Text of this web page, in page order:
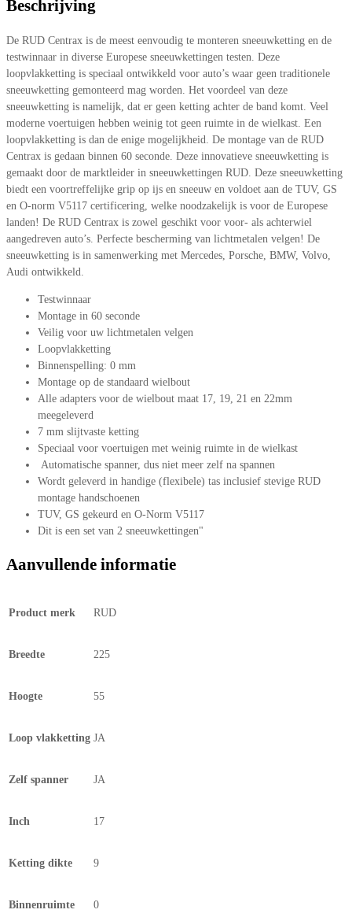
Beschrijving
De RUD Centrax is de meest eenvoudig te monteren sneeuwketting en de
testwinnaar in diverse Europese sneeuwkettingen testen. Deze
loopvlakketting is speciaal ontwikkeld voor auto’s waar geen traditionele
sneeuwketting gemonteerd mag worden. Het voordeel van deze
sneeuwketting is namelijk, dat er geen ketting achter de band komt. Veel
moderne voertuigen hebben weinig tot geen ruimte in de wielkast. Een
loopvlakketting is dan de enige mogelijkheid. De montage van de RUD
Centrax is gedaan binnen 60 seconde. Deze innovatieve sneeuwketting is
gemaakt door de marktleider in sneeuwkettingen RUD. Deze sneeuwketting
biedt een voortreffelijke grip op ijs en sneeuw en voldoet aan de TUV, GS
en O-norm V5117 certificering, welke noodzakelijk is voor de Europese
landen! De RUD Centrax is zowel geschikt voor voor- als achterwiel
aangedreven auto’s. Perfecte bescherming van lichtmetalen velgen! De
sneeuwketting is in samenwerking met Mercedes, Porsche, BMW, Volvo,
Audi ontwikkeld.
Testwinnaar
Montage in 60 seconde
Veilig voor uw lichtmetalen velgen
Loopvlakketting
Binnenspelling: 0 mm
Montage op de standaard wielbout
Alle adapters voor de wielbout maat 17, 19, 21 en 22mm
meegeleverd
7 mm slijtvaste ketting
Speciaal voor voertuigen met weinig ruimte in de wielkast
Automatische spanner, dus niet meer zelf na spannen
Wordt geleverd in handige (flexibele) tas inclusief stevige RUD
montage handschoenen
TUV, GS gekeurd en O-Norm V5117
Dit is een set van 2 sneeuwkettingen"
Aanvullende informatie
Product merk RUD
Breedte 225
Hoogte 55
Loop vlakketting JA
Zelf spanner JA
Inch 17
Ketting dikte 9
Binnenruimte 0